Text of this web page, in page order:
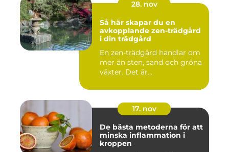
28. nov
Så här skapar du en
avkopplande zen-trädgård
i din trädgård
En zen-trädgård handlar om
mer än sten, sand och gröna
växter. Det är...
17. nov
De bästa metoderna för att
minska inflammation i
kroppen